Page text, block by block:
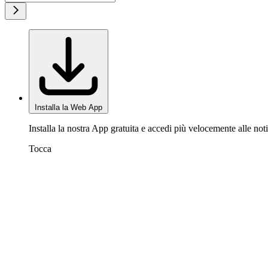
Installa la Web App
Installa la nostra App gratuita e accedi più velocemente alle
Tocca